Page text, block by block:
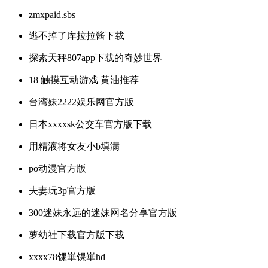
zmxpaid.sbs
逃不掉了库拉拉酱下载
探索天秤807app下载的奇妙世界
18 触摸互动游戏 黄油推荐
台湾妹2222娱乐网官方版
日本xxxxsk公交车官方版下载
用精液将女友小b填满
po动漫官方版
夫妻玩3p官方版
300迷妹永远的迷妹网名分享官方版
萝幼社下载官方版下载
xxxx78馃崋馃崋hd